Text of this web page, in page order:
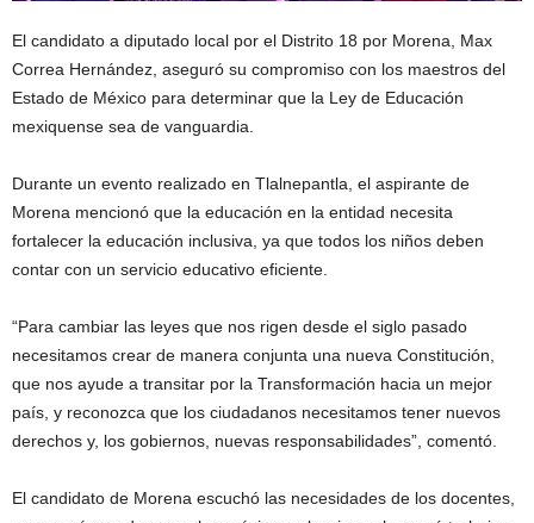
El candidato a diputado local por el Distrito 18 por Morena, Max
Correa Hernández, aseguró su compromiso con los maestros del
Estado de México para determinar que la Ley de Educación
mexiquense sea de vanguardia.
Durante un evento realizado en Tlalnepantla, el aspirante de
Morena mencionó que la educación en la entidad necesita
fortalecer la educación inclusiva, ya que todos los niños deben
contar con un servicio educativo eficiente.
“Para cambiar las leyes que nos rigen desde el siglo pasado
necesitamos crear de manera conjunta una nueva Constitución,
que nos ayude a transitar por la Transformación hacia un mejor
país, y reconozca que los ciudadanos necesitamos tener nuevos
derechos y, los gobiernos, nuevas responsabilidades”, comentó.
El candidato de Morena escuchó las necesidades de los docentes,